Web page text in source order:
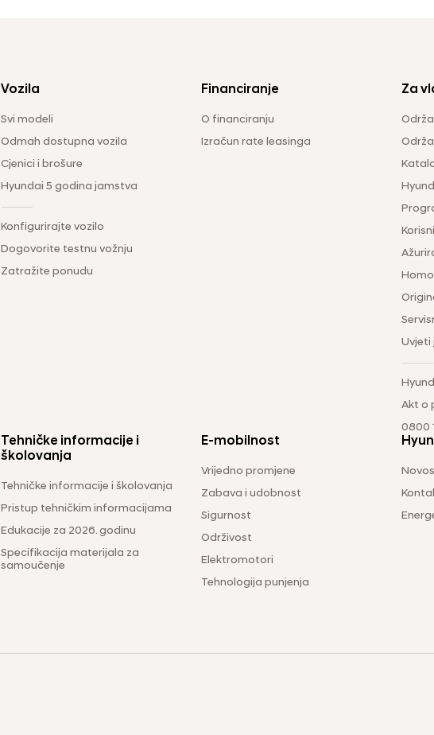
Vozila
Svi modeli
Odmah dostupna vozila
Cjenici i brošure
Hyundai 5 godina jamstva
Konfigurirajte vozilo
Dogovorite testnu vožnju
Zatražite ponudu
Financiranje
O financiranju
Izračun rate leasinga
Za
Uvjeti
Akt o
0800
Tehničke informacije i
školovanja
Tehničke informacije i školovanja
Pristup tehničkim informacijama
Edukacije za 2026. godinu
Specifikacija materijala za
samoučenje
E-mobilnost
Vrijedno promjene
Zabava i udobnost
Sigurnost
Održivost
Elektromotori
Tehnologija punjenja